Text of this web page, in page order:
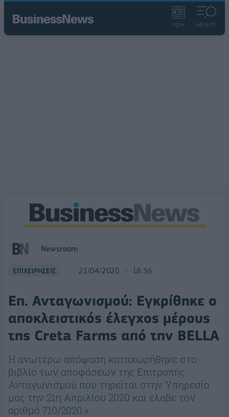
ΡΟΗ ΜΕΝΟΥ
Newsroom
ΕΠΙΧΕΙΡΗΣΕΙΣ 21/04/2020 18:36
Επ. Ανταγωνισμού: Εγκρίθηκε ο
αποκλειστικός έλεγχος μέρους
της Creta Farms από την BELLA
Η ανωτέρω απόφαση καταχωρήθηκε στο
βιβλίο των αποφάσεων της Επιτροπής
Ανταγωνισμού που τηρείται στην Υπηρεσία
μας την 21η Απριλίου 2020 και έλαβε τον
αριθμό 710/2020.»